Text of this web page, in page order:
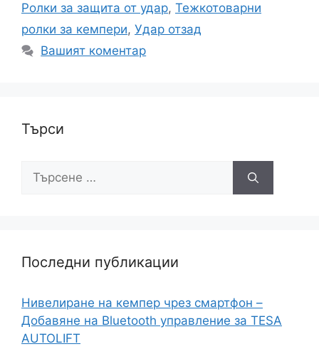
Ролки за защита от удар, Тежкотоварни
ролки за кемпери, Удар отзад
Вашият коментар
Търси
Търсене
Последни публикации
Нивелиране на кемпер чрез смартфон –
Добавяне на Bluetooth управление за TESA
AUTOLIFT